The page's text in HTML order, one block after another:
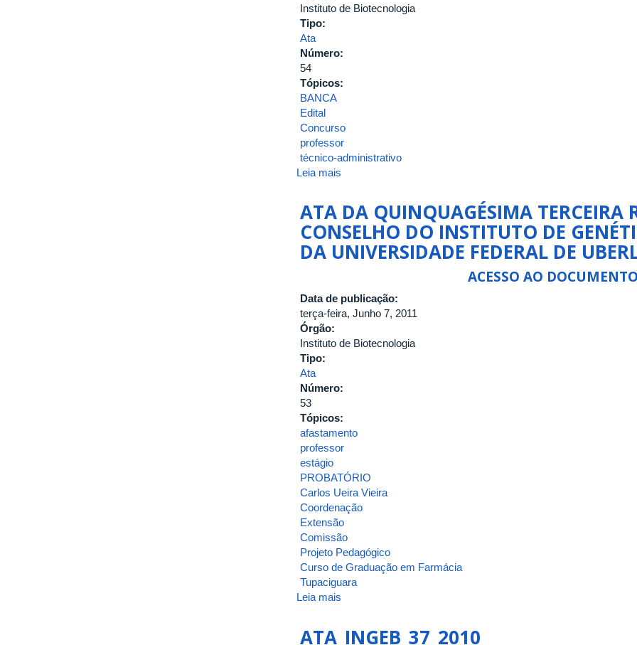
Instituto de Biotecnologia
Tipo:
Ata
Número:
54
Tópicos:
BANCA
Edital
Concurso
professor
técnico-administrativo
Leia mais
ATA DA QUINQUAGÉSIMA TERCEIRA
CONSELHO DO INSTITUTO DE
DA UNIVERSIDADE FEDERAL DE
ACESSO AO
Data de publicação:
terça-feira, Junho 7, 2011
Órgão:
Instituto de Biotecnologia
Tipo:
Ata
Número:
53
Tópicos:
afastamento
professor
estágio
PROBATÓRIO
Carlos Ueira Vieira
Coordenação
Extensão
Comissão
Projeto Pedagógico
Curso de Graduação em Farmácia
Tupaciguara
Leia mais
QUINQUAGÉSIMA
ATA_INGEB_37_2010